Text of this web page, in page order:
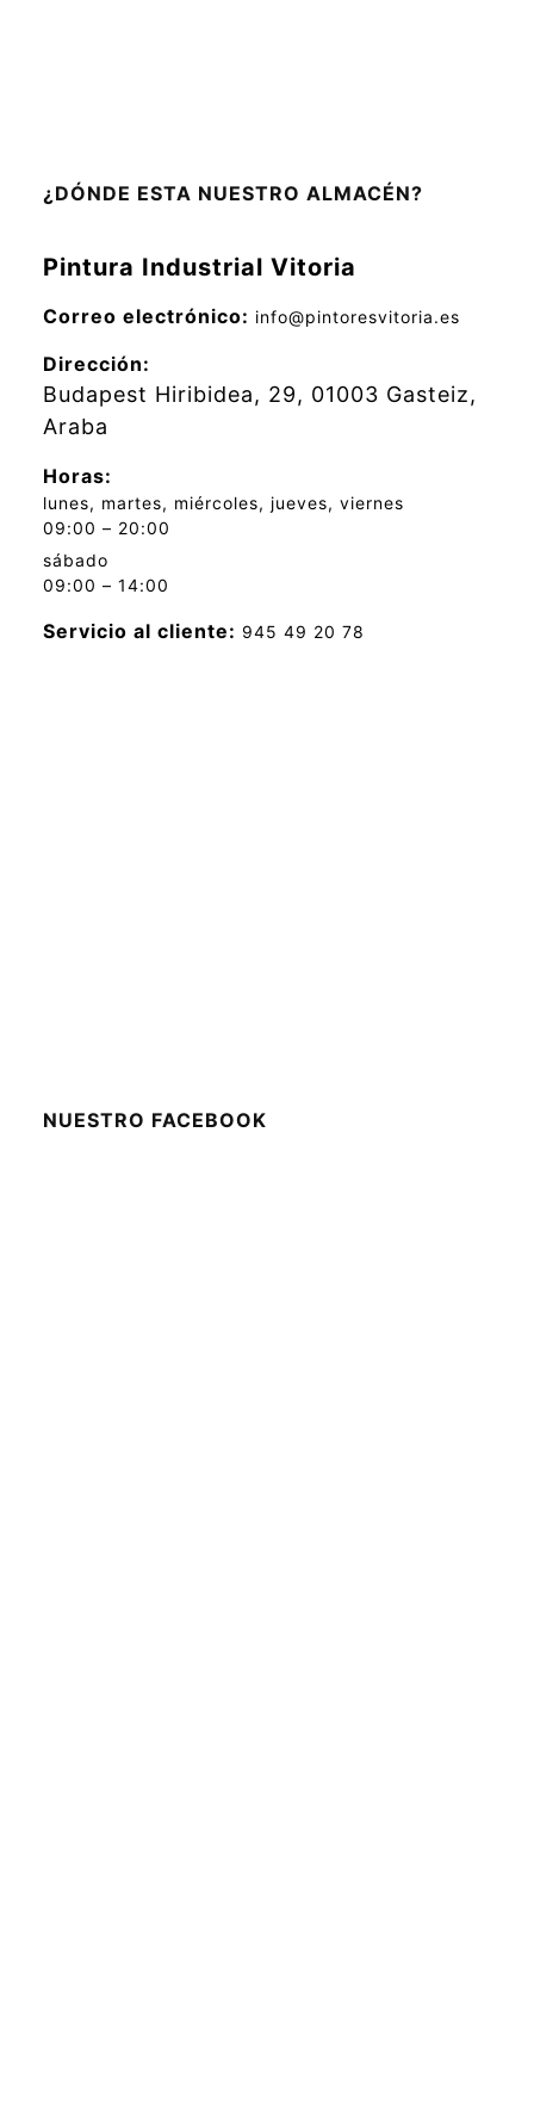
¿DÓNDE ESTA NUESTRO ALMACÉN?
Pintura Industrial Vitoria
Correo electrónico: info@pintoresvitoria.es
Dirección:
Budapest Hiribidea, 29, 01003 Gasteiz,
Araba
Horas:
lunes, martes, miércoles, jueves, viernes
09:00 – 20:00
sábado
09:00 – 14:00
Servicio al cliente: 945 49 20 78
NUESTRO FACEBOOK